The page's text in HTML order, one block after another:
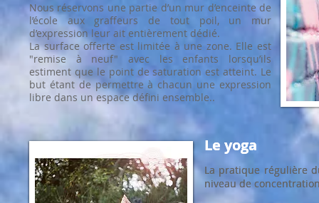
Nous réservons une partie d’un mur d’enceinte de
l’école aux graffeurs de tout poil, un mur
d’expression leur ait entièrement dédié.
La surface offerte est limitée à une zone. Elle est
"remise à neuf" avec les enfants lorsqu’ils
estiment que le point de saturation est atteint. Le
but étant de permettre à chacun une expression
libre dans un espace défini ensemble..
Le yoga
La pratique régulière
niveau de
Le yoga
La pratique régulière
niveau de